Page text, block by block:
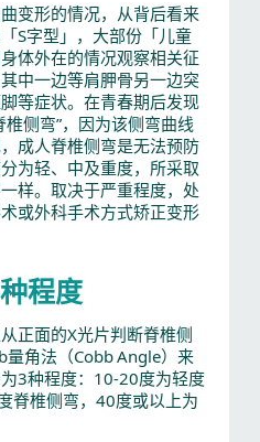
变形的情况，从背后看来
S字型」，大部份「儿童
体外在的情况观察相关征
中一边等肩胛骨另一边突
等症状。在青春期后发现
侧弯”，因为该侧弯曲线
成人脊椎侧弯是无法预防
为轻、中及重度，所采取
样。取决于严重程度，处
或外科手术方式矫正变形
程度
正面的X光片判断脊椎侧
量角法（Cobb Angle）来
3种程度：10-20度为轻度
脊椎侧弯，40度或以上为